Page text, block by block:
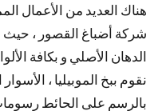
هناك العديد من الأعمال
شركة أضباغ القصور ، حيث
الدهان الأصلي و بكافة
نقوم ببخ الموبيليا ،
بالرسم على الحائط